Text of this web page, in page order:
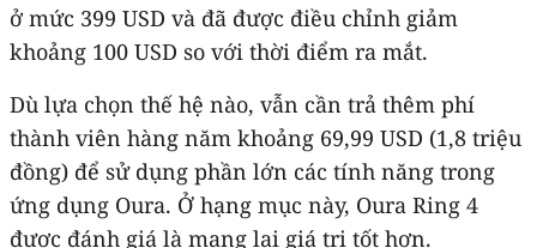
ở mức 399 USD và đã được điều chỉnh giảm
khoảng 100 USD so với thời điểm ra mắt.
Dù lựa chọn thế hệ nào, vẫn cần trả thêm phí
thành viên hàng năm khoảng 69,99 USD (1,8 triệu
đồng) để sử dụng phần lớn các tính năng trong
ứng dụng Oura. Ở hạng mục này, Oura Ring 4
được đánh giá là mang lại giá trị tốt hơn.